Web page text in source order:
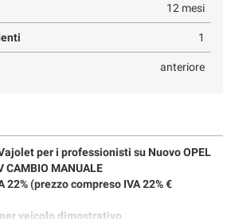
12 mesi
1
anteriore
per i professionisti su Nuovo OPEL
CAMBIO MANUALE
22% ( prezzo compreso IVA 22% €
veicolo dimostrativo